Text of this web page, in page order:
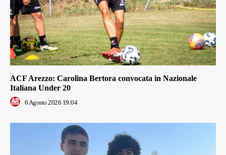
ACF Arezzo: Carolina Bertora convocata in Nazionale
Italiana Under 20
6 Agosto 2026 19:04